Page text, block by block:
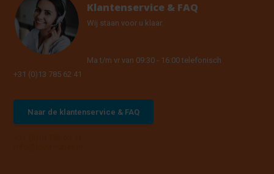
Klantenservice & FAQ
Wij staan voor u klaar.
Ma t/m vr van 09:30 - 16:00 telefonisch
+31 (0)13 785 62 41
Naar de klantenservice & FAQ